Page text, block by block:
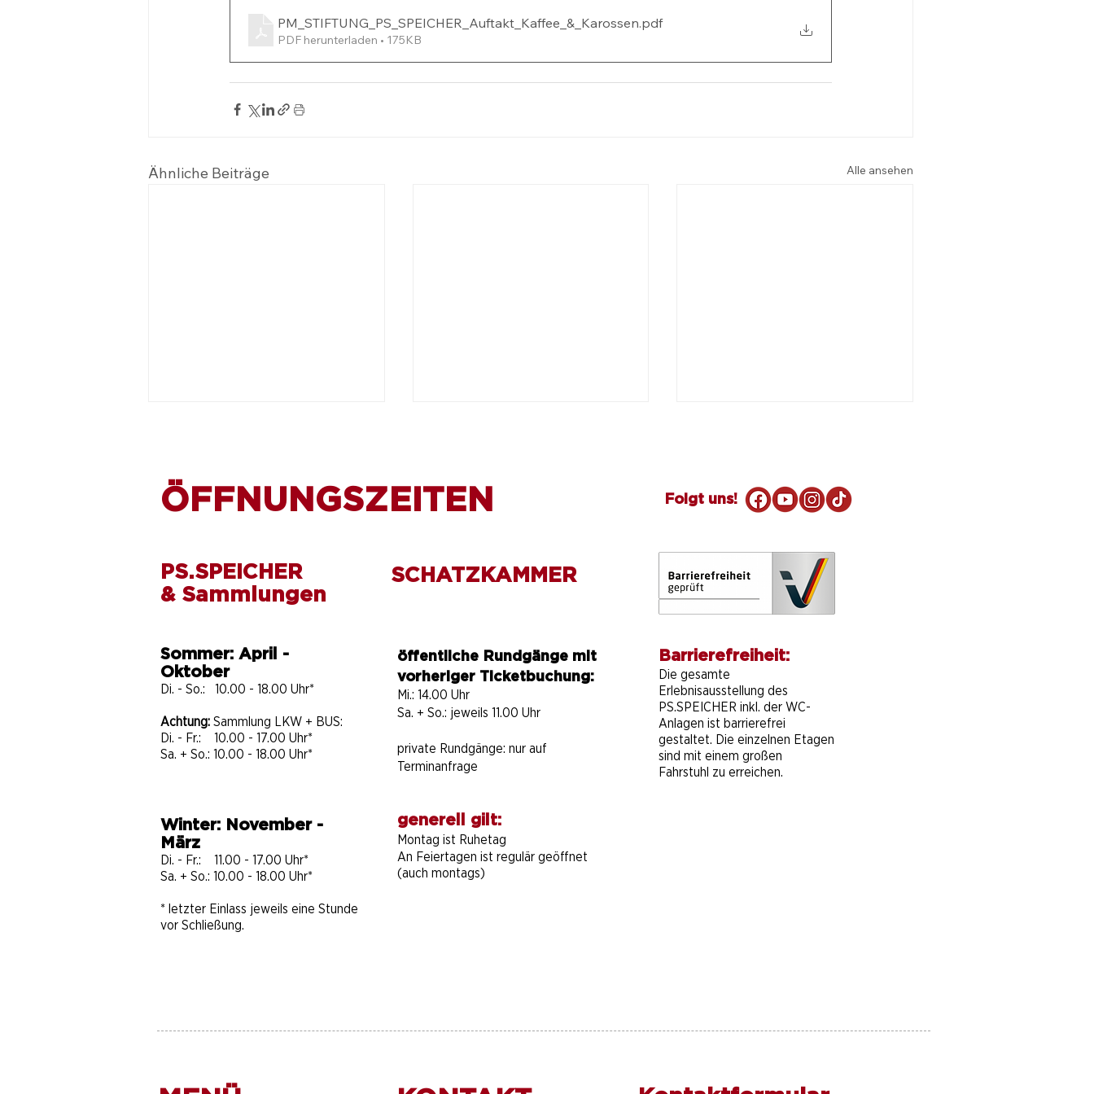
PM_STIFTUNG_PS_SPEICHER_Auftakt_Kaffee_&_Karossen.pdf
PDF herunterladen • 175KB
Ähnliche Beiträge Alle ansehen
Drei besondere Tage am
PS.SPEICHER
Sommerferien im
PS.SPEICHER
Volle Fahrt für die
Einbecker Oldtimertage
ÖFFNUNGSZEITEN
PS.SPEICHER
& Sammlungen
SCHATZKAMMER
Sommer: April -
Oktober
Di. - So.: 10.00 - 18.00 Uhr*
Achtung: Sammlung LKW + BUS:
Di. - Fr.: 10.00 - 17.00 Uhr*
Sa. + So.: 10.00 - 18.00 Uhr*
öffentliche Rundgänge mit
vorheriger Ticketbuchung:
Mi.: 14.00 Uhr
Sa. + So.: jeweils 11.00 Uhr
private Rundgänge: nur auf
Terminanfrage
Winter: November -
März
Di. - Fr.: 11.00 - 17.00 Uhr*
Sa. + So.: 10.00 - 18.00 Uhr​​​*
* letzter Einlass jeweils eine Stunde
vor Schließung.
generell gilt:
Montag ist Ruhetag
An Feiertagen ist regulär geöffnet
(auch montags)
Folgt uns!
Barrierefreiheit:
Die gesamte
Erlebnisausstellung des
PS.SPEICHER inkl. der WC-
Anlagen ist barrierefrei
gestaltet. Die einzelnen Etagen
sind mit einem großen
Fahrstuhl zu erreichen.